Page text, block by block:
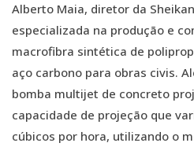
Alberto Maia, diretor da
especializada na produção e
macrofibra sintética de
aço carbono para obras civis.
bomba multijet de concreto
capacidade de projeção que
cúbicos por hora, utilizando o